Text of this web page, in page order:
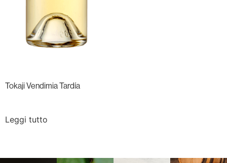
Tokaji Vendimia Tardía
Leggi tutto